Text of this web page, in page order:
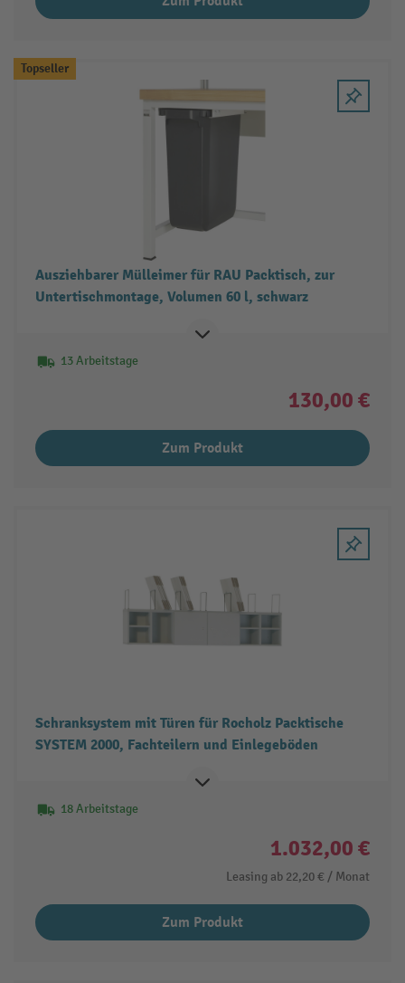
Topseller
Ausziehbarer Mülleimer für RAU Packtisch, zur
Untertischmontage, Volumen 60 l, schwarz
13 Arbeitstage
130,00 €
Zum Produkt
Schranksystem mit Türen für Rocholz Packtische
SYSTEM 2000, Fachteilern und Einlegeböden
18 Arbeitstage
1.032,00 €
Leasing ab 22,20 € / Monat
Zum Produkt